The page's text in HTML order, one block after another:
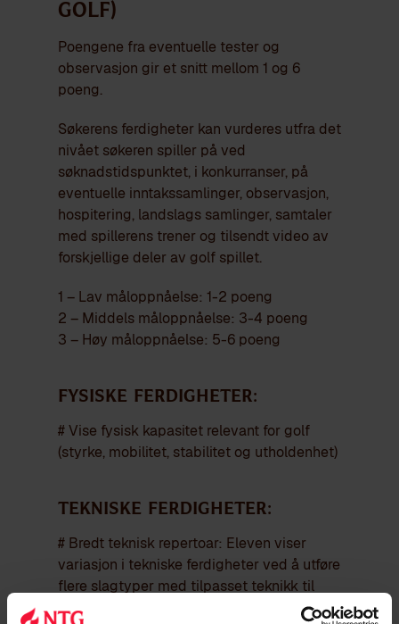
golf)
Poengene fra eventuelle tester og
observasjon gir et snitt mellom 1 og 6
poeng.
Søkerens ferdigheter kan vurderes utfra det
nivået søkeren spiller på ved
søknadstidspunktet, i konkurranser, på
eventuelle inntakssamlinger, observasjon,
hospitering, landslags samlinger, samtaler
med spillerens trener og tilsendt video av
forskjellige deler av golf spillet.
1 – Lav måloppnåelse: 1-2 poeng
2 – Middels måloppnåelse: 3-4 poeng
3 – Høy måloppnåelse: 5-6 poeng
Fysiske ferdigheter:
# Vise fysisk kapasitet relevant for golf
(styrke, mobilitet, stabilitet og utholdenhet)
Tekniske ferdigheter:
# Bredt teknisk repertoar: Eleven viser
variasjon i tekniske ferdigheter ved å utføre
flere slagtyper med tilpasset teknikk til
situasjonen.